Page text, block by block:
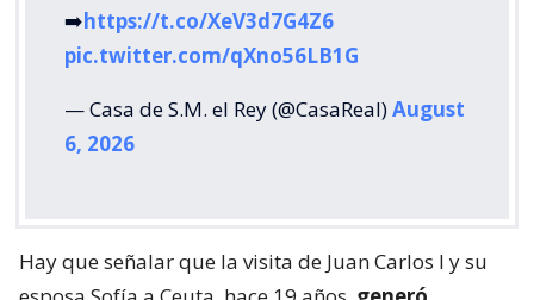
➡️https://t.co/XeV3d7G4Z6
pic.twitter.com/qXno56LB1G
— Casa de S.M. el Rey (@CasaReal)August
6, 2026
Hay que señalar que la visita de Juan Carlos I y su